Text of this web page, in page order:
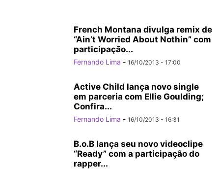
French Montana divulga remix de
“Ain’t Worried About Nothin” com
participação...
Fernando Lima - 16/10/2013 - 17:00
Active Child lança novo single
em parceria com Ellie Goulding;
Confira...
Fernando Lima - 16/10/2013 - 16:31
B.o.B lança seu novo videoclipe
“Ready” com a participação do
rapper...